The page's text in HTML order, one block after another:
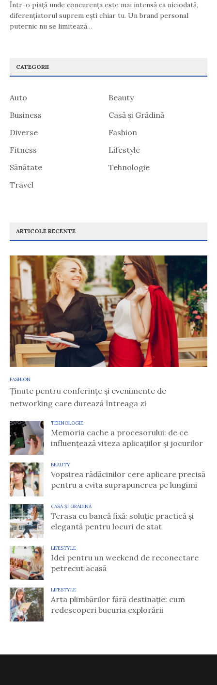
Într-o piață unde concurența este mai intensă ca niciodată,
diferențiatorul suprem ești chiar tu. Un brand personal
puternic nu se limitează…
CATEGORII
Auto
Beauty
Business
Casă și Grădină
Diverse
Fashion
Fitness
Lifestyle
Sănătate
Tehnologie
Travel
ARTICOLE RECENTE
FASHION
Ținute pentru conferințe și evenimente de
networking care durează întreaga zi
TEHNOLOGIE
Memoria cache a procesorului: de ce
influențează viteza aplicațiilor și jocurilor
BEAUTY
Vopsirea rădăcinilor cere aplicare precisă
pentru a evita suprapunerea pe lungimi
CASĂ ȘI GRĂDINĂ
Terasa cu bancă fixă: soluție practică și
elegantă pentru locuri de stat
LIFESTYLE
Idei pentru un weekend de reconectare
petrecut acasă
LIFESTYLE
Arta plimbărilor fără destinație: cum
redescoperi bucuria explorării